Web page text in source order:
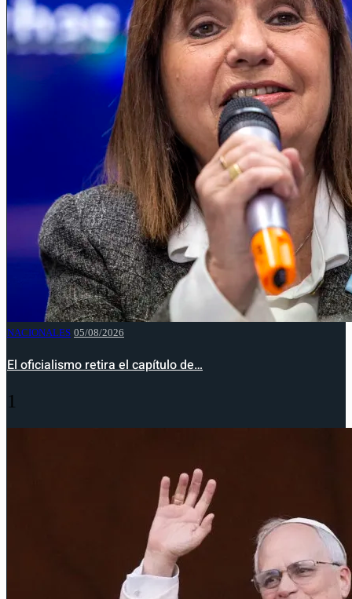
NACIONALES 05/08/2026
El oficialismo retira el capítulo de…
1